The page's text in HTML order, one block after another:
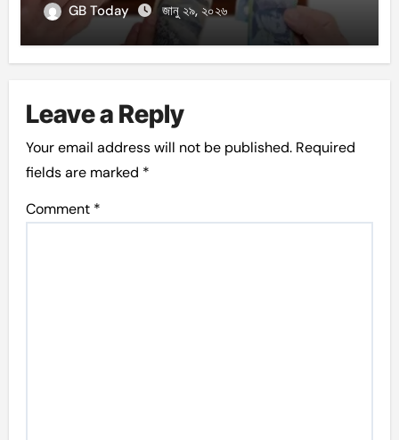
GB Today জানু ২৯, ২০২৬
Leave a Reply
Your email address will not be published. Required
fields are marked *
Comment *